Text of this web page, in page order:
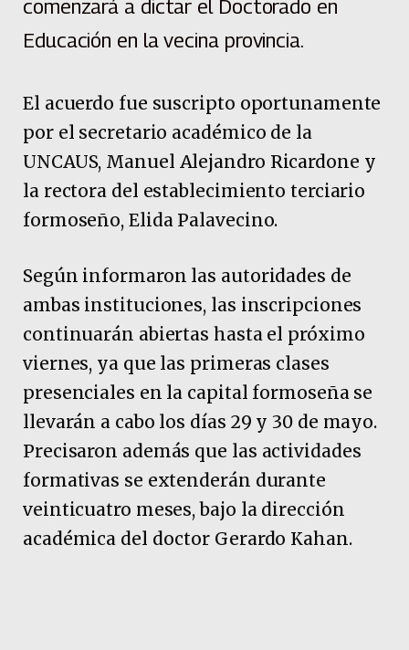
comenzará a dictar el Doctorado en
Educación en la vecina provincia.
El acuerdo fue suscripto oportunamente
por el secretario académico de la
UNCAUS, Manuel Alejandro Ricardone y
la rectora del establecimiento terciario
formoseño, Elida Palavecino.
Según informaron las autoridades de
ambas instituciones, las inscripciones
continuarán abiertas hasta el próximo
viernes, ya que las primeras clases
presenciales en la capital formoseña se
llevarán a cabo los días 29 y 30 de mayo.
Precisaron además que las actividades
formativas se extenderán durante
veinticuatro meses, bajo la dirección
académica del doctor Gerardo Kahan.